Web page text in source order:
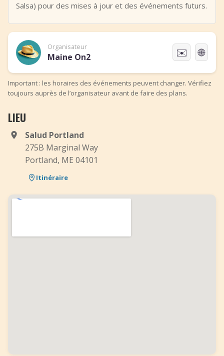
Salsa) pour des mises à jour et des événements futurs.
Organisateur
Maine On2 ✉️ 🌐
Important : les horaires des événements peuvent changer. Vérifiez
toujours auprès de l’organisateur avant de faire des plans.
LIEU
Salud Portland
275B Marginal Way
Portland, ME 04101
Itinéraire